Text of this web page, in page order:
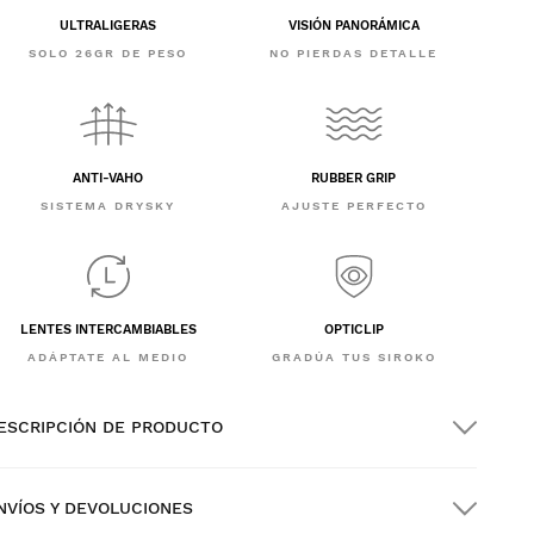
ULTRALIGERAS
SOLO 26GR DE PESO
VISIÓN PANORÁMICA
NO PIERDAS DETALLE
ANTI-VAHO
SISTEMA DRYSKY
RUBBER GRIP
AJUSTE PERFECTO
LENTES INTERCAMBIABLES
ADÁPTATE AL MEDIO
OPTICLIP
GRADÚA TUS SIROKO
DE PRODUCTO
Y DEVOLUCIONES